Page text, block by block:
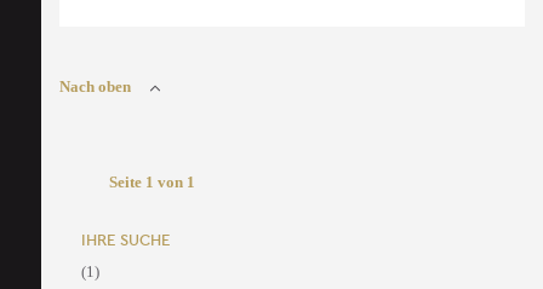
Nach oben
Seite 1 von 1
IHRE SUCHE
(1)